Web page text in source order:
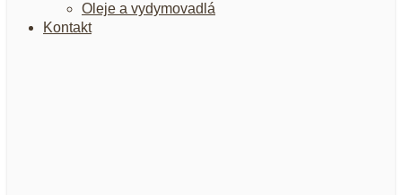
Oleje a vydymovadlá
Kontakt